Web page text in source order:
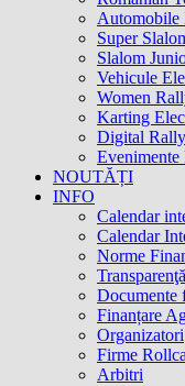
Automobile
Super
Slalom
Vehicule
Women
Karting
Digital
Evenimente
NOUTĂȚI
INFO
Calendar
Calendar
Norme
Transparenţă
Documente
Finanțare
Organizatori
Firme
Arbitri